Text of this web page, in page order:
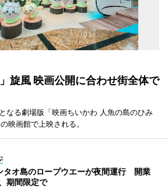
旋風 映画公開に合わせ街全体で
なる劇場版「映画ちいかわ 人魚の島のひみ
映画館で上映される。
タオ島のロープウエーが夜間運行 開業
期間限定で